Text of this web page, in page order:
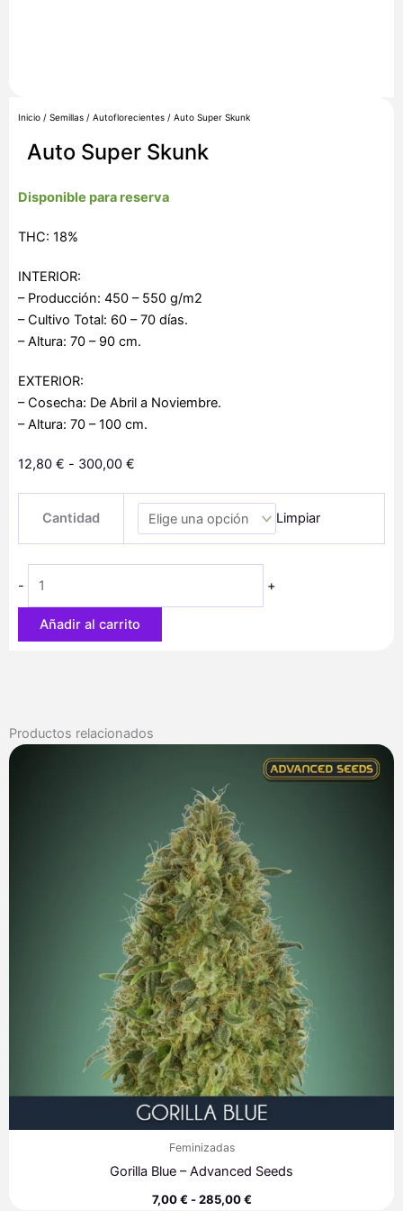
Inicio / Semillas / Autoflorecientes / Auto Super Skunk
Auto Super Skunk
Disponible para reserva
THC: 18%
INTERIOR:
– Producción: 450 – 550 g/m2
– Cultivo Total: 60 – 70 días.
– Altura: 70 – 90 cm.
EXTERIOR:
– Cosecha: De Abril a Noviembre.
– Altura: 70 – 100 cm.
12,80 € - 300,00 €
precios:
desde
12,80 €
Cantidad Limpiar
-
Super
Skunk
cantidad
+
Añadir al carrito
Productos relacionados
Feminizadas
Gorilla Blue – Advanced Seeds
7,00€ - 285,00€
de
precios:
285,00 €